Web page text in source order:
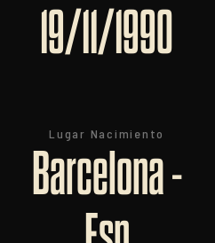
19/11/1990
Lugar Nacimiento
Barcelona -